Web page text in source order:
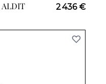
ALDIT 2 436 €